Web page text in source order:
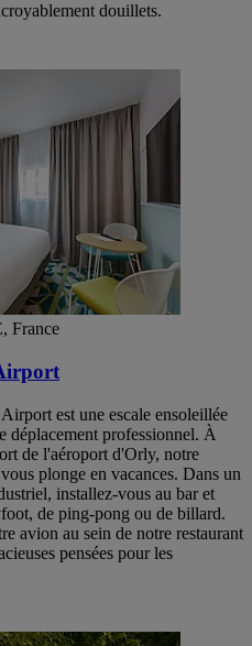
douillets.
France
est une escale ensoleillée
déplacement professionnel. À
de l'aéroport d'Orly, notre
plonge en vacances. Dans un
installez-vous au bar et
de ping-pong ou de billard.
avion au sein de notre restaurant
pensées pour les